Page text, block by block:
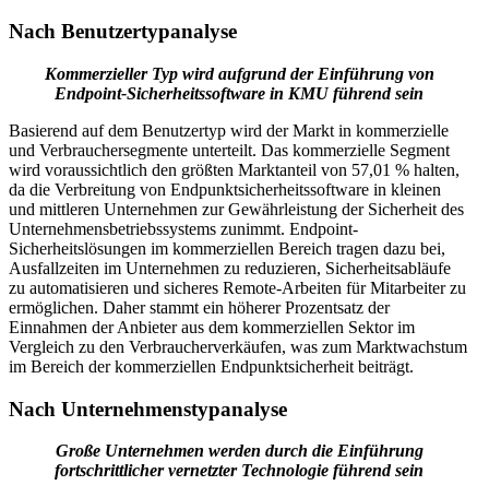
Nach Benutzertypanalyse
Kommerzieller Typ wird aufgrund der Einführung von
Endpoint-Sicherheitssoftware in KMU führend sein
Basierend auf dem Benutzertyp wird der Markt in kommerzielle
und Verbrauchersegmente unterteilt. Das kommerzielle Segment
wird voraussichtlich den größten Marktanteil von 57,01 % halten,
da die Verbreitung von Endpunktsicherheitssoftware in kleinen
und mittleren Unternehmen zur Gewährleistung der Sicherheit des
Unternehmensbetriebssystems zunimmt. Endpoint-
Sicherheitslösungen im kommerziellen Bereich tragen dazu bei,
Ausfallzeiten im Unternehmen zu reduzieren, Sicherheitsabläufe
zu automatisieren und sicheres Remote-Arbeiten für Mitarbeiter zu
ermöglichen. Daher stammt ein höherer Prozentsatz der
Einnahmen der Anbieter aus dem kommerziellen Sektor im
Vergleich zu den Verbraucherverkäufen, was zum Marktwachstum
im Bereich der kommerziellen Endpunktsicherheit beiträgt.
Nach Unternehmenstypanalyse
Große Unternehmen werden durch die Einführung
fortschrittlicher vernetzter Technologie führend sein